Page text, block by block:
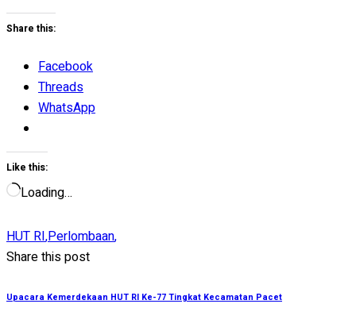
Share this:
Facebook
Threads
WhatsApp
Like this:
Loading…
HUT RI,Perlombaan,
Share this post
Upacara Kemerdekaan HUT RI Ke-77 Tingkat Kecamatan Pacet